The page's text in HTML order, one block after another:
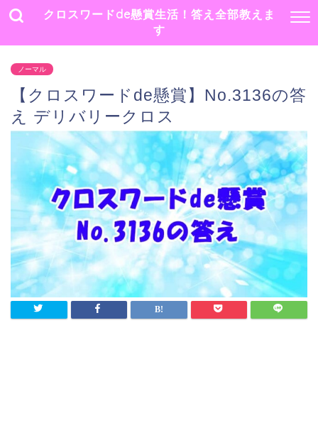
クロスワードde懸賞生活！答え全部教えま
す
ノーマル
【クロスワードde懸賞】No.3136の答
え デリバリークロス